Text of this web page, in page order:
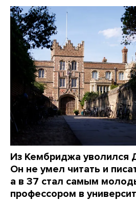
Из Кембриджа уволился
Он не умел читать и
а в 37 стал самым
профессором в